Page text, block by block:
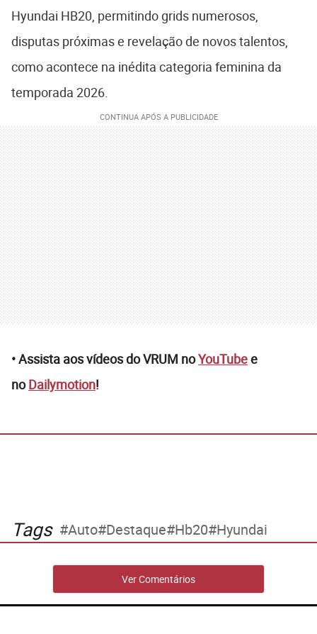
Hyundai HB20, permitindo grids numerosos,
disputas próximas e revelação de novos talentos,
como acontece na inédita categoria feminina da
temporada 2026.
• Assista aos vídeos do VRUM noYouTubee
noDailymotion!
Tags Auto Destaque Hb20 Hyundai
Ver Comentários